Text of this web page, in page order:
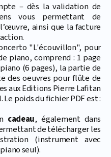
– dès la validation de
vous permettant de
ainsi que la facture
"L'écouvillon", pour
piano, comprend : 1 page
(6 pages), la partie de
des oeuvres pour flûte de
aux Editions Pierre Lafitan
Le poids du fichier PDF est :
cadeau, également dans
de télécharger les
(instrument avec
seul).